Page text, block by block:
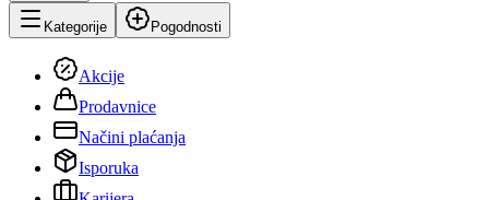
Kategorije Pogodnosti
Akcije
Prodavnice
Načini plaćanja
Isporuka